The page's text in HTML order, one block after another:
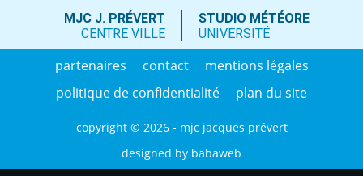
MJC J. PRÉVERT
CENTRE VILLE
STUDIO MÉTÉORE
UNIVERSITÉ
partenaires contact
mentions légales
politique de confidentialité
plan du site
copyright © 2026 - mjc jacques prévert
designed by babaweb